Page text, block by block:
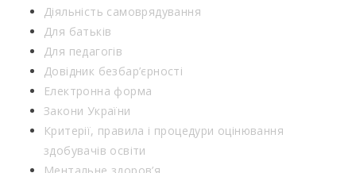
Діяльність самоврядування
Для батьків
Для педагогів
Довідник безбар’єрності
Електронна форма
Закони України
Критерії, правила і процедури оцінювання
здобувачів освіти
Ментальне здоров’я